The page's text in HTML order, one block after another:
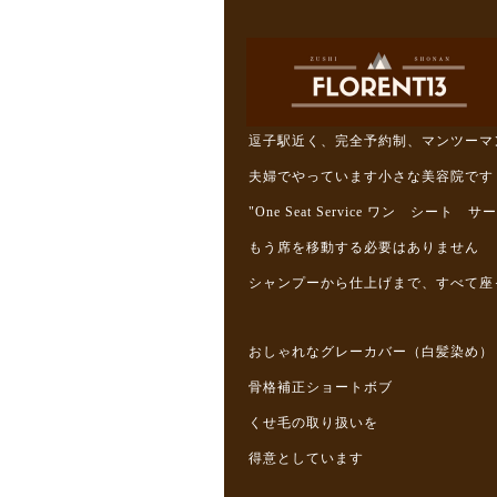
逗子駅近く、完全予約制、マンツーマ
夫婦でやっています小さな美容院です
"One Seat Service ワン シート サー
もう席を移動する必要はありません
シャンプーから仕上げまで、すべて座
おしゃれなグレーカバー（白髪染め）
骨格補正ショートボブ
くせ毛の取り扱いを
得意としています